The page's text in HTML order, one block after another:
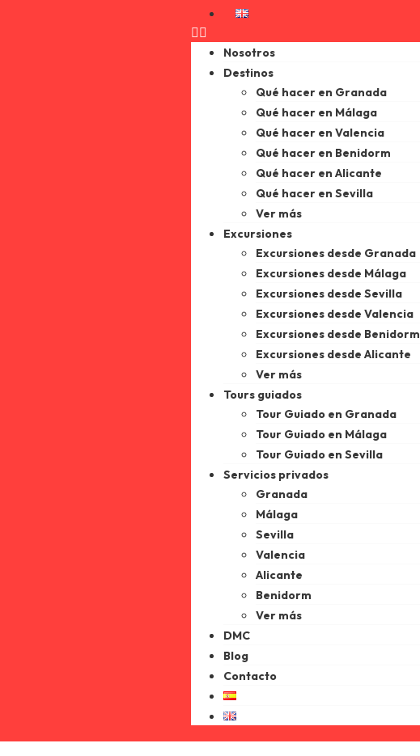
Nosotros
Destinos
Qué hacer en Granada
Qué hacer en Málaga
Qué hacer en Valencia
Qué hacer en Benidorm
Qué hacer en Alicante
Qué hacer en Sevilla
Ver más
Excursiones
Excursiones desde Granada
Excursiones desde Málaga
Excursiones desde Sevilla
Excursiones desde Valencia
Excursiones desde Benidorm
Excursiones desde Alicante
Ver más
Tours guiados
Tour Guiado en Granada
Tour Guiado en Málaga
Tour Guiado en Sevilla
Servicios privados
Granada
Málaga
Sevilla
Valencia
Alicante
Benidorm
Ver más
DMC
Blog
Contacto